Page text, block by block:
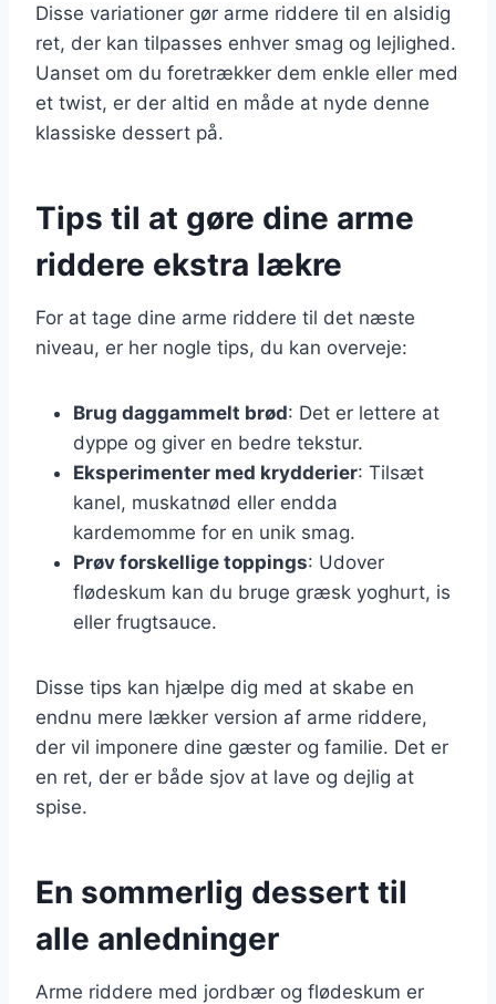
Disse variationer gør arme riddere til en alsidig
ret, der kan tilpasses enhver smag og lejlighed.
Uanset om du foretrækker dem enkle eller med
et twist, er der altid en måde at nyde denne
klassiske dessert på.
Tips til at gøre dine arme
riddere ekstra lækre
For at tage dine arme riddere til det næste
niveau, er her nogle tips, du kan overveje:
Brug daggammelt brød: Det er lettere at
dyppe og giver en bedre tekstur.
Eksperimenter med krydderier: Tilsæt
kanel, muskatnød eller endda
kardemomme for en unik smag.
Prøv forskellige toppings: Udover
flødeskum kan du bruge græsk yoghurt, is
eller frugtsauce.
Disse tips kan hjælpe dig med at skabe en
endnu mere lækker version af arme riddere,
der vil imponere dine gæster og familie. Det er
en ret, der er både sjov at lave og dejlig at
spise.
En sommerlig dessert til
alle anledninger
Arme riddere med jordbær og flødeskum er